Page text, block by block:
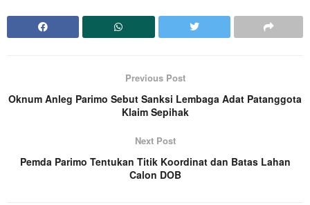
Previous Post
Oknum Anleg Parimo Sebut Sanksi Lembaga Adat Patanggota
Klaim Sepihak
Next Post
Pemda Parimo Tentukan Titik Koordinat dan Batas Lahan
Calon DOB